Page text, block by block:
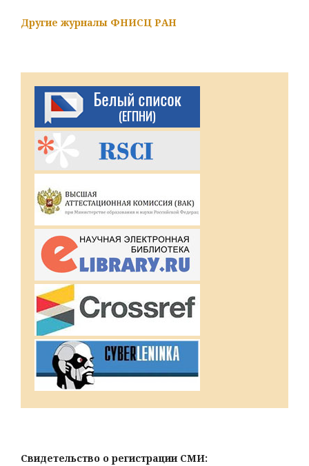
Другие журналы ФНИСЦ РАН
Свидетельство о регистрации СМИ: